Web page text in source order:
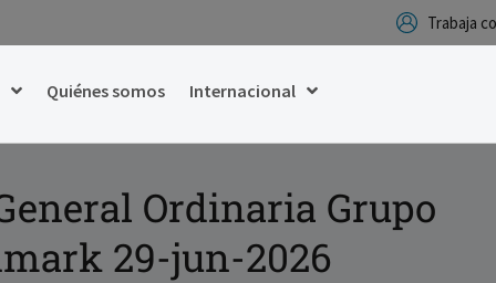
Trabaja
Quiénes somos Internacional
Ordinaria Grupo
29-jun-2026